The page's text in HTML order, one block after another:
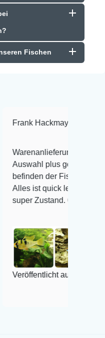
Fischen
★★★★
Top und die
gesundheitliches
Fische einwandfrei.
lebendig und im
Gerne wieder 😃
auf Google